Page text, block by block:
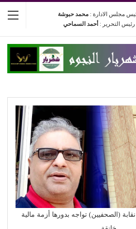
مجلس الادارة : محمد حبوشة
رئيس التحرير : أحمد السماحي
(الصحفيين) تواجه بدورها أزمة مالية